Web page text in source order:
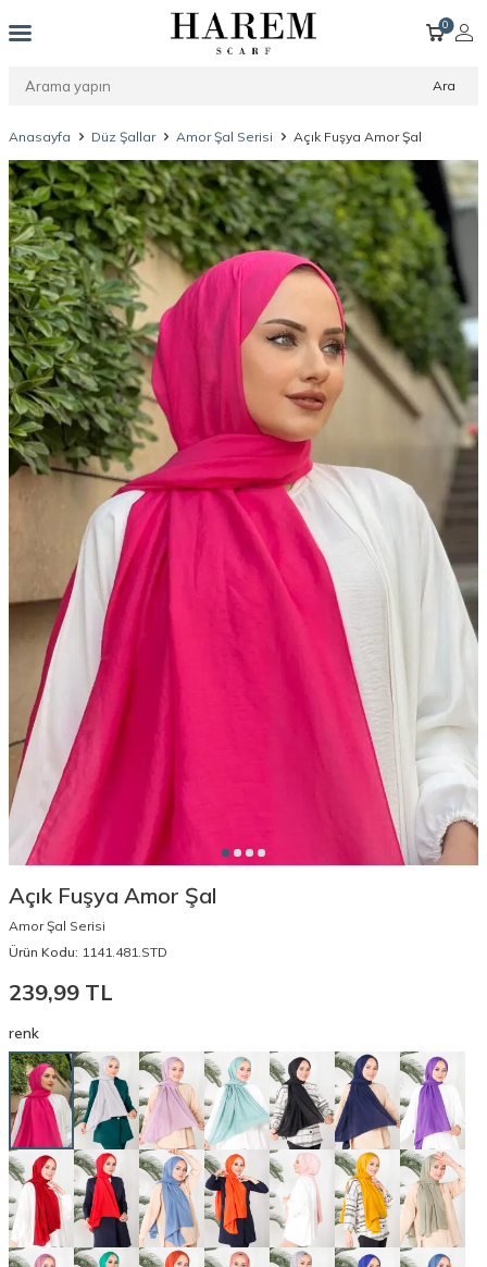
Ara
0
Anasayfa Düz Şallar Amor Şal Serisi Açık Fuşya Amor Şal
Açık Fuşya Amor Şal
Amor Şal Serisi
Ürün Kodu: 1141.481.STD
239,99 TL
renk